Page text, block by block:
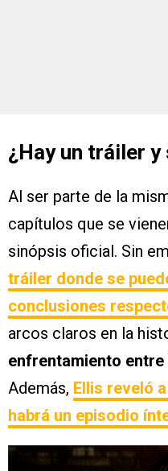
¿Hay un tráiler
Al ser parte de la
capítulos que se
sinópsis oficial. Sin
tráiler donde se
conclusiones
arcos claros en la
enfrentamiento
Además, Ellis reveló
habrá un episodio